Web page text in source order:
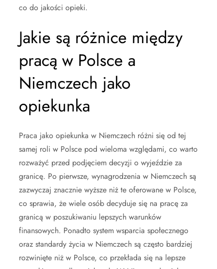
co do jakości opieki.
Jakie są różnice między
pracą w Polsce a
Niemczech jako
opiekunka
Praca jako opiekunka w Niemczech różni się od tej
samej roli w Polsce pod wieloma względami, co warto
rozważyć przed podjęciem decyzji o wyjeździe za
granicę. Po pierwsze, wynagrodzenia w Niemczech są
zazwyczaj znacznie wyższe niż te oferowane w Polsce,
co sprawia, że wiele osób decyduje się na pracę za
granicą w poszukiwaniu lepszych warunków
finansowych. Ponadto system wsparcia społecznego
oraz standardy życia w Niemczech są często bardziej
rozwinięte niż w Polsce, co przekłada się na lepsze